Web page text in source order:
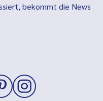
bekommt die News